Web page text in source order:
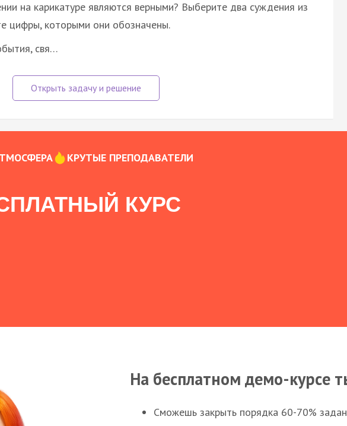
на карикатуре являются верными? Выберите два суждения из
цифры, которыми они обозначены.
свя…
КРУТЫЕ ПРЕПОДАВАТЕЛИ
КУРС
На бесплатном демо-курсе
Сможешь закрыть порядка 60-70%